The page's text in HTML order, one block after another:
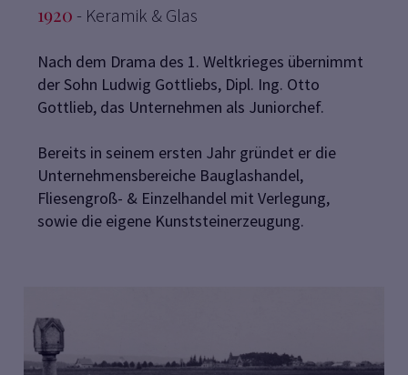
1920 - Keramik & Glas
Nach dem Drama des 1. Weltkrieges übernimmt
der Sohn Ludwig Gottliebs, Dipl. Ing. Otto
Gottlieb, das Unternehmen als Juniorchef.
Bereits in seinem ersten Jahr gründet er die
Unternehmensbereiche Bauglashandel,
Fliesengroß- & Einzelhandel mit Verlegung,
sowie die eigene Kunststeinerzeugung.